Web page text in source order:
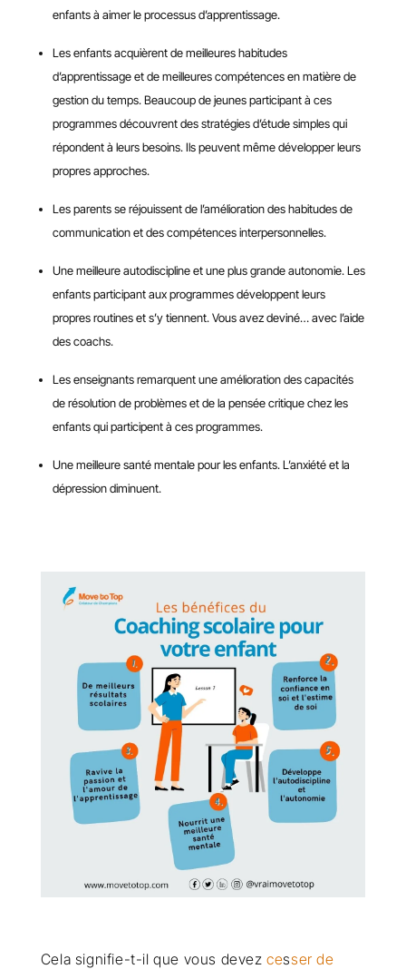
enfants à aimer le processus d’apprentissage.
Les enfants acquièrent de meilleures habitudes
d’apprentissage et de meilleures compétences en matière de
gestion du temps. Beaucoup de jeunes participant à ces
programmes découvrent des stratégies d’étude simples qui
répondent à leurs besoins. Ils peuvent même développer leurs
propres approches.
Les parents se réjouissent de l’amélioration des habitudes de
communication et des compétences interpersonnelles.
Une meilleure autodiscipline et une plus grande autonomie. Les
enfants participant aux programmes développent leurs
propres routines et s’y tiennent. Vous avez deviné… avec l’aide
des coachs.
Les enseignants remarquent une amélioration des capacités
de résolution de problèmes et de la pensée critique chez les
enfants qui participent à ces programmes.
Une meilleure santé mentale pour les enfants. L’anxiété et la
dépression diminuent.
Cela signifie-t-il que vous devezcesser de